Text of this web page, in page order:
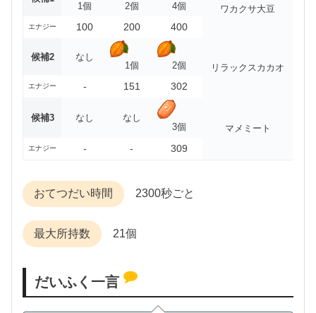
1個 2個 4個 ワカクサ大豆
エナジー 100 200 400
候補2
なし
1個
2個 リラックスカカオ
エナジー - 151 302
候補3 なし
なし
3個
マメミート
エナジー - - 309
おてつだい時間 2300秒ごと
最大所持数 21個
だいふく一言